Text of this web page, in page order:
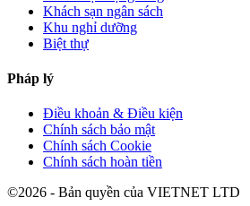
Khách sạn ngân sách
Khu nghỉ dưỡng
Biệt thự
Pháp lý
Điều khoản & Điều kiện
Chính sách bảo mật
Chính sách Cookie
Chính sách hoàn tiền
©2026 - Bản quyền của VIETNET LTD